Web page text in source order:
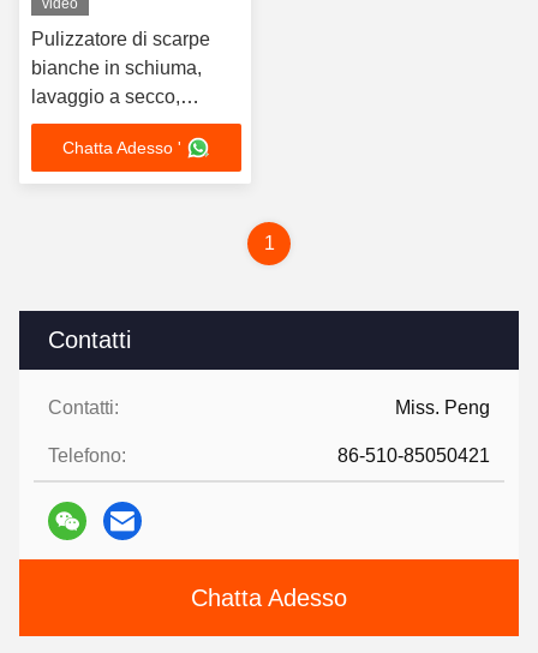
Contatti
Contatti: Miss. Peng
Telefono: 86-510-85050421
Chatta Adesso
video
Pulizzatore di scarpe
bianche in schiuma,
lavaggio a secco,
lavaggio libero, ricco di
schiuma, prodotti di
pulizia istantanea,
Chatta Adesso '
1